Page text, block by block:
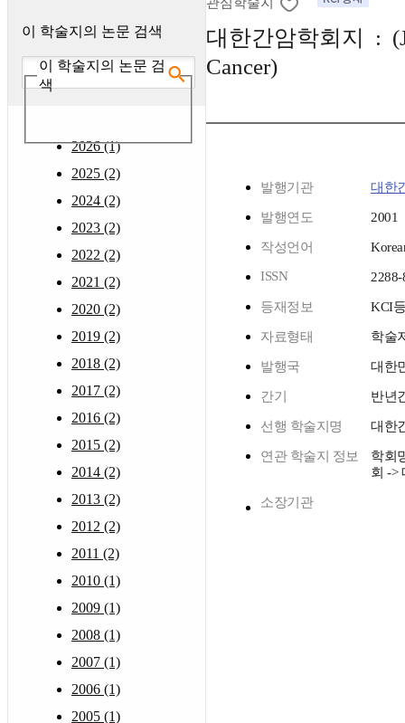
이 학술지의 논문 검색
이 학술지의 논문 검
색
2026 (1)
2025 (2)
2024 (2)
2023 (2)
2022 (2)
2021 (2)
2020 (2)
2019 (2)
2018 (2)
2017 (2)
2016 (2)
2015 (2)
2014 (2)
2013 (2)
2012 (2)
2011 (2)
2010 (1)
2009 (1)
2008 (1)
2007 (1)
2006 (1)
2005 (1)
관심학술지
대한간암학회지 :
Cancer)
발행기관 대한
발행연도 2001
작성언어
ISSN
2288-
등재정보 KCI
자료형태 학술
발행국 대한
간기 반년
선행 학술지명 대한
연관 학술지 정보
학회
회 ->
소장기관